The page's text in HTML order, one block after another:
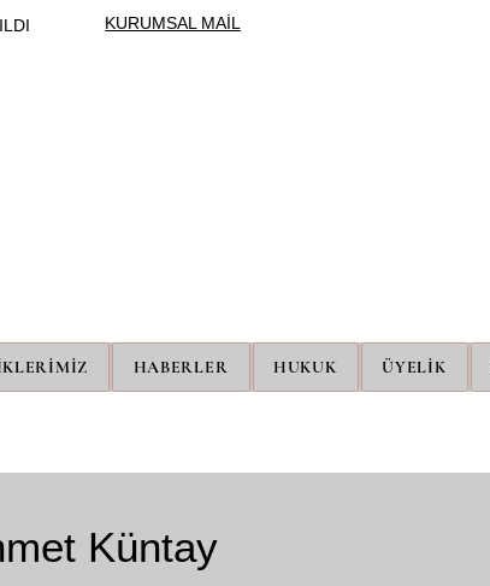
KURUMSAL MAİL
HABERLER HUKUK ÜYELİK
Küntay